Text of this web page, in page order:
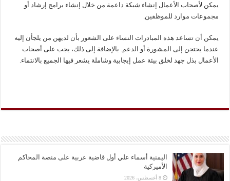
يمكن لأصحاب الأعمال إنشاء شبكة داعمة من خلال إنشاء برامج إرشاد أو
مجموعات موارد للموظفين.
يمكن أن تساعد هذه المبادرات النساء على الشعور بأن لديهن من يلجأن إليه
عندما يحتجن إلى المشورة أو الدعم. بالإضافة إلى ذلك، يجب على أصحاب
الأعمال بذل جهد لخلق بيئة عمل إيجابية وشاملة يشعر فيها الجميع بالانتماء.
اليمنية أسماء علي أول قاضية عربية على منصة المحاكم
الأميركية
8 أغسطس، 2026